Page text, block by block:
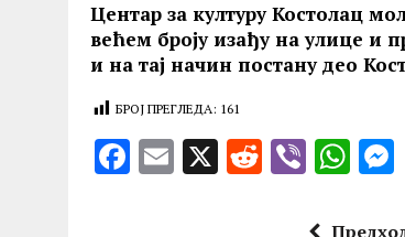
Центар за културу Костолац
већем броју изађу на улице
и на тај начин постану део
БРОЈ ПРЕГЛЕДА: 161
F E X R V
er
W
at